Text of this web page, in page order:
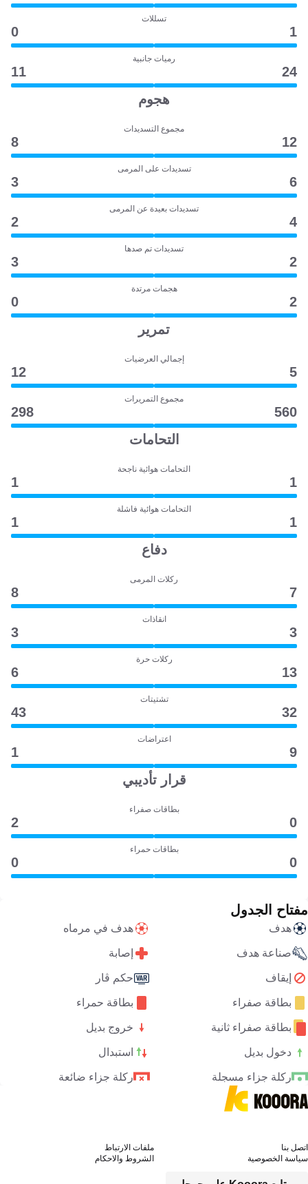
تسللات
1
0
رميات جانبية
24
11
هجوم
مجموع التسديدات
12
8
تسديدات على المرمى
6
3
تسديدات بعيدة عن المرمى
4
2
تسديدات تم صدها
2
3
هجمات مرتدة
2
0
تمرير
إجمالي العرضيات
5
12
مجموع التمريرات
560
298
التحامات
التحامات هوائية ناجحة
1
1
التحامات هوائية فاشلة
1
1
دفاع
ركلات المرمى
7
8
انقاذات
3
3
ركلات حرة
13
6
تشتيتات
32
43
اعتراضات
9
1
قرار تأديبي
بطاقات صفراء
0
2
بطاقات حمراء
0
0
مفتاح الجدول
هدف هدف في مرماه
صناعة هدف إصابة
إيقاف حكم ڤار
بطاقة صفراء بطاقة حمراء
بطاقة صفراء ثانية خروج بديل
دخول بديل استبدال
ركلة جزاء مسجلة ركلة جزاء ضائعة
اتصل بنا
ملفات الارتباط
سياسة الخصوصية
الشروط والاحكام